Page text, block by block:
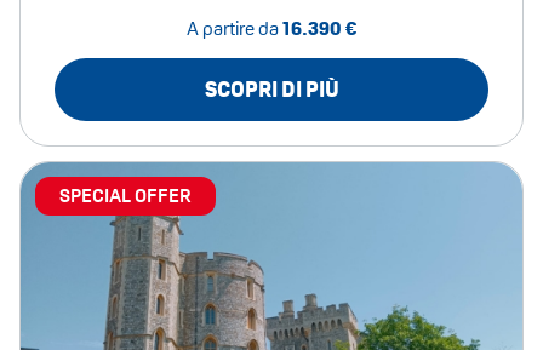
A partire da16.390 €
SCOPRI DI PIÙ
SPECIAL OFFER